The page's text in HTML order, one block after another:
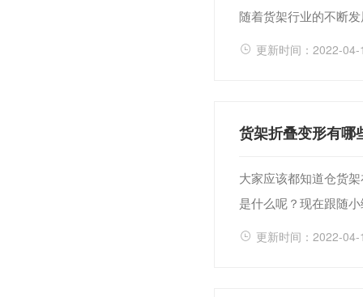
随着货架行业的不断
更新时间：2022-04-
货架折叠变形有哪
大家应该都知道仓货
是什么呢？现在跟随
更新时间：2022-04-